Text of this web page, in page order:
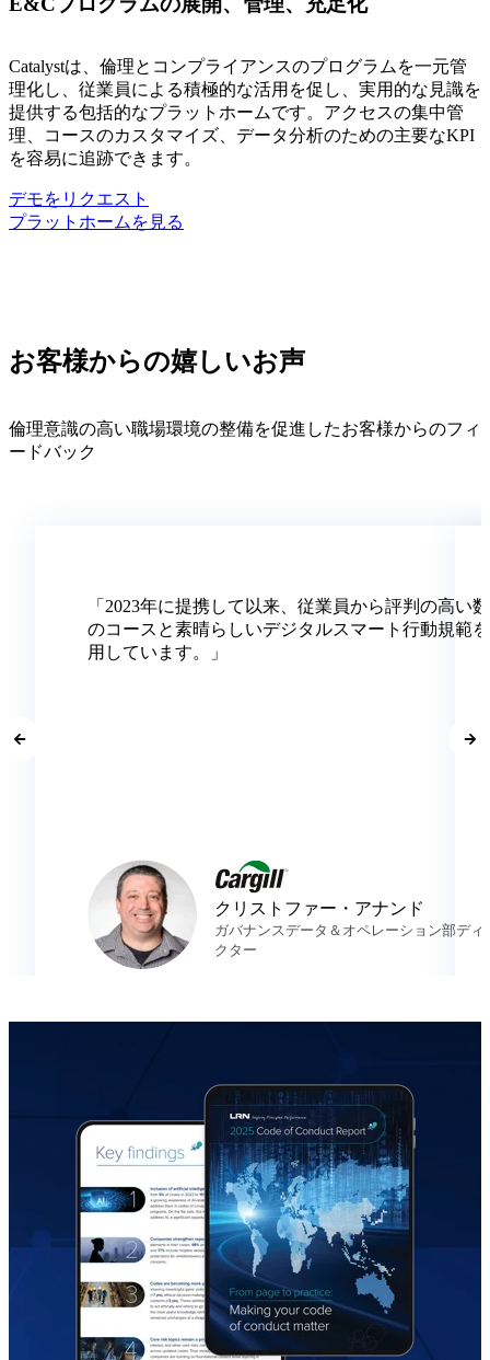
Catalystは、倫理とコンプライアンスのプログラムを一元管
理化し、従業員による積極的な活用を促し 、実用的な見識を
提供する包括的なプラット ホームです。アクセスの集中管
理、コースのカスタマイズ、 データ分析のための主要なKPI
を容易に追跡できます。
デモをリクエスト
プラットホームを見る
お客様からの嬉しいお声
倫理意識の高い職場環境の整備を促進したお客様からのフィ
ードバック
「 2023年に提携して以来、 従業員から評判の高い
のコースと素晴らしいデジタルスマート行動規範を
用してい ま す。」
クリストファー・アナンド
ガバナンスデータ＆オペレーション部ディ
クター